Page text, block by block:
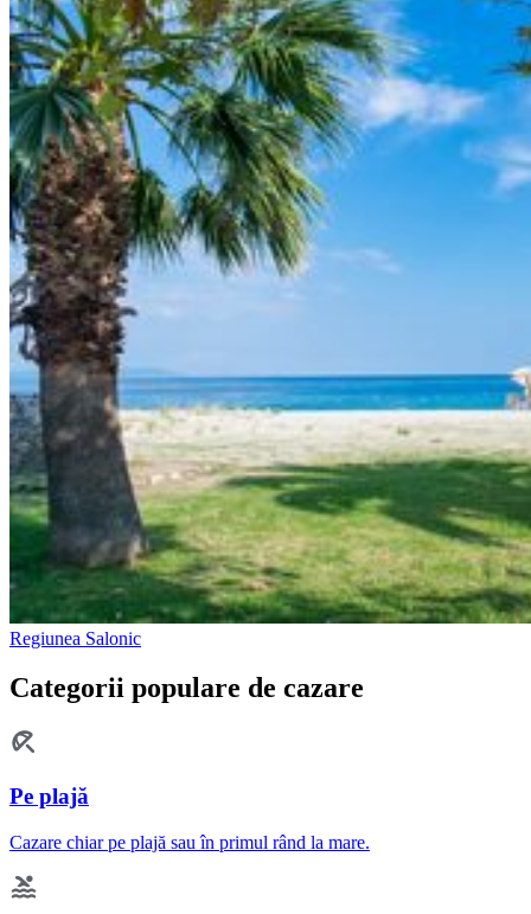
Regiunea Salonic
Categorii populare de cazare
Pe plajă
Cazare chiar pe plajă sau în primul rând la mare.